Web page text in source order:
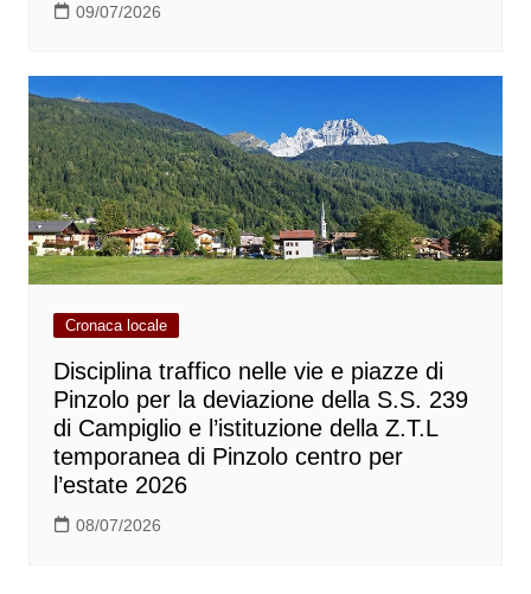
09/07/2026
Cronaca locale
Disciplina traffico nelle vie e piazze di
Pinzolo per la deviazione della S.S. 239
di Campiglio e l’istituzione della Z.T.L
temporanea di Pinzolo centro per
l’estate 2026
08/07/2026